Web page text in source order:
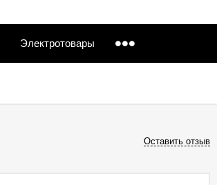
Электротовары
Оставить отзыв